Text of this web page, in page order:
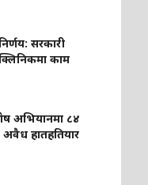
सरकारी
काम
अभियानमा ८४
अवैध हातहतियार